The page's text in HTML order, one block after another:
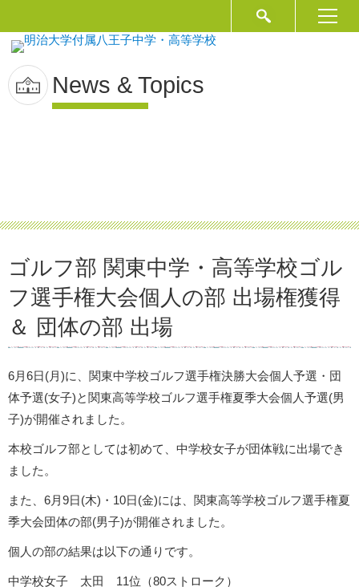
News & Topics
ゴルフ部 関東中学・高等学校ゴル
フ選手権大会個人の部 出場権獲得
＆ 団体の部 出場
6月6日(月)に、関東中学校ゴルフ選手権決勝大会個人予選・団
体予選(女子)と関東高等学校ゴルフ選手権夏季大会個人予選(男
子)が開催されました。
本校ゴルフ部としては初めて、中学校女子が団体戦に出場でき
ました。
また、6月9日(木)・10日(金)には、関東高等学校ゴルフ選手権夏
季大会団体の部(男子)が開催されました。
個人の部の結果は以下の通りです。
中学校女子 太田 11位（80ストローク）